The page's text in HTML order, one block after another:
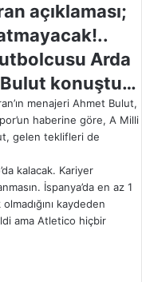
açıklaması;
Arda
Bulut konuştu…
menajeri Ahmet Bulut,
haberine göre, A Milli
gelen teklifleri de
kalacak. Kariyer
İspanya’da en az 1
kaydeden
ama Atletico hiçbir